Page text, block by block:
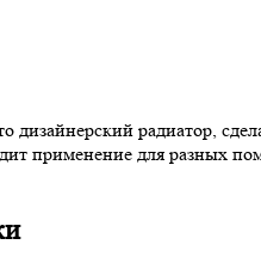
радиатор,
применение для разных